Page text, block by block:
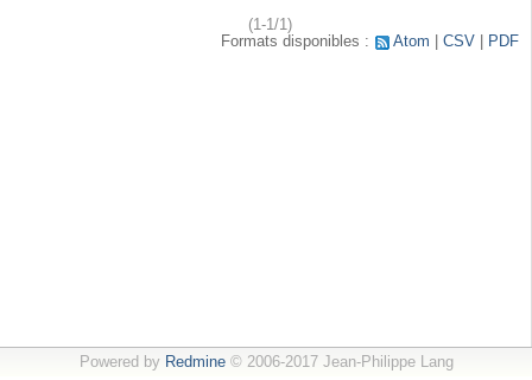
(1-1/1)
Formats disponibles :
Atom CSV PDF
Powered by Redmine© 2006-2017 Jean-Philippe Lang